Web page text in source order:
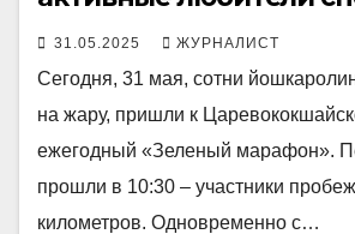
31.05.2025 ЖУРНАЛИСТ
Сегодня, 31 мая, сотни
на жару, пришли к
ежегодный «Зеленый марафон».
прошли в 10:30 – участники
километров. Одновременно с…